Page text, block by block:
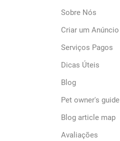
Sobre Nós
Criar um Anúncio
Serviços Pagos
Dicas Úteis
Blog
Pet owner's guide
Blog article map
Avaliações